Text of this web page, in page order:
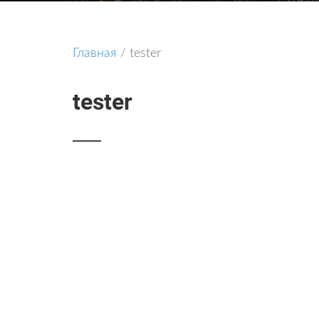
Главная / tester
tester